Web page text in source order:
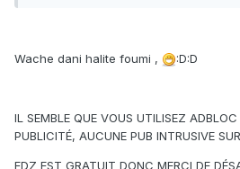
Wache dani halite foumi , :D:D
IL SEMBLE QUE VOUS UTILISEZ
PUBLICITÉ, AUCUNE PUB INTRUSIVE
FDZ EST GRATUIT DONC MERCI DE